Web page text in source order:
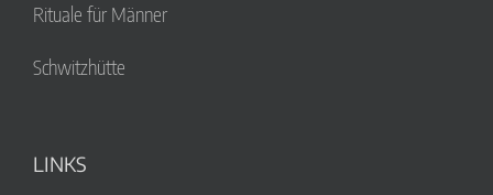
Rituale für Männer
Schwitzhütte
LINKS